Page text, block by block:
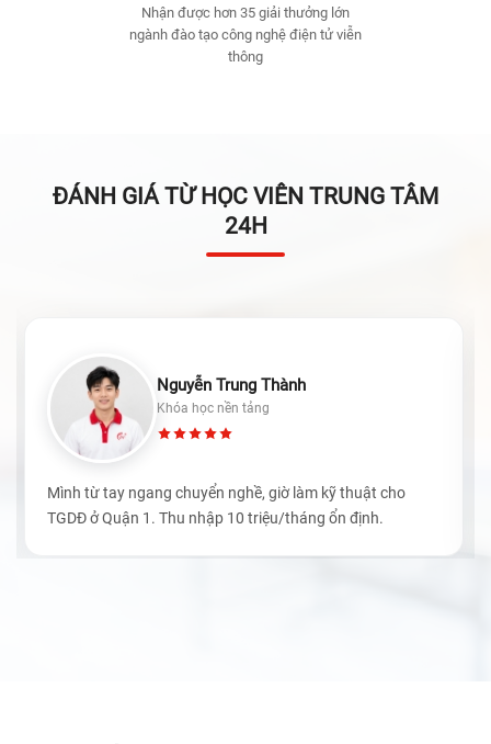
Nhận được hơn 35 giải thưởng lớn
ngành đào tạo công nghệ điện tử viễn
thông
ĐÁNH GIÁ TỪ HỌC VIÊN TRUNG TÂM
24H
Nguyễn Trung Thành
Khóa học nền tảng
Mình từ tay ngang chuyển nghề, giờ làm kỹ thuật cho
TGDĐ ở Quận 1. Thu nhập 10 triệu/tháng ổn định.